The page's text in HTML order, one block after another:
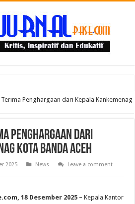
XIII Aceh Utara, Kacabdin Tekankan Cetak
Penghargaan dari Kepala Kankemenag
Penghargaan dari
Kota Banda Aceh
2025 News
Leave a comment
18 Desember 2025 –Kepala Kantor